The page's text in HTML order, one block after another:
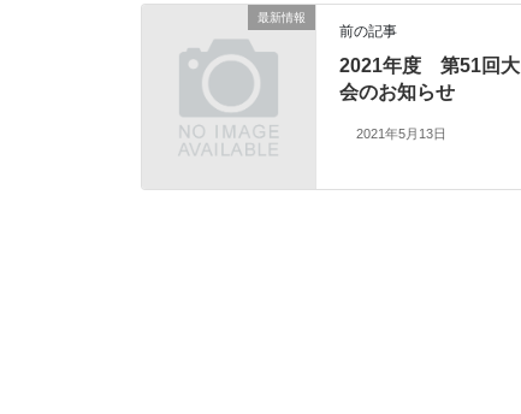
最新情報
前の記事
2021年度 第51回大
会のお知らせ
2021年5月13日